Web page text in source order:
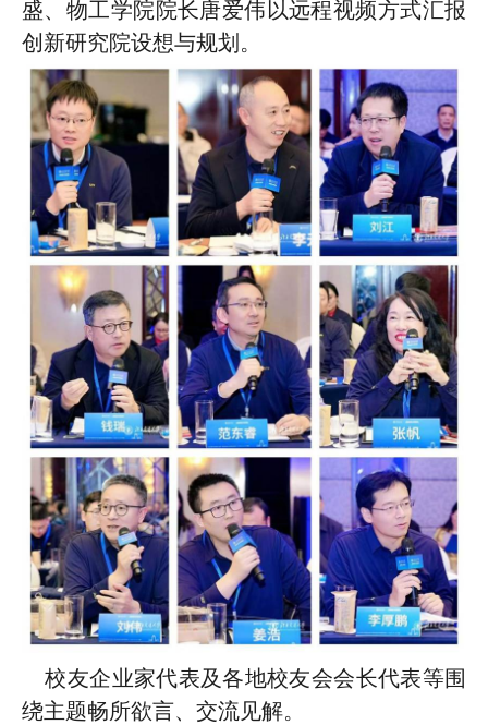
盛、物工学院院长唐爱伟以远程视频方式汇报
创新研究院设想与规划。
校友企业家代表及各地校友会会长代表等围
绕主题畅所欲言、交流见解。